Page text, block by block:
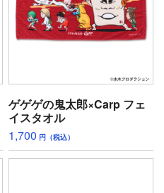
ゲゲゲの鬼太郎×Carp フェ
イスタオル
1,700 円（税込）